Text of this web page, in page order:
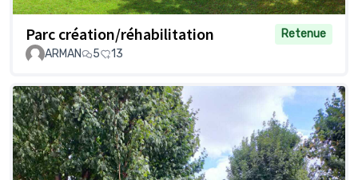
Parc création/réhabilitation
Retenue
ARMAN
5 13